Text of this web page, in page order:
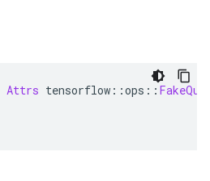
Attrs tensorflow ::ops ::